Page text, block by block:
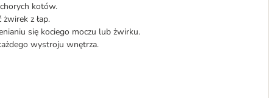
kotów.
z łap.
się kociego moczu lub żwirku.
wystroju wnętrza.